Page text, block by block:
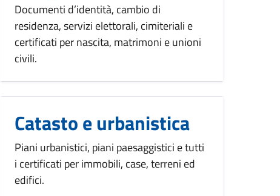
Documenti d’identità, cambio di
residenza, servizi elettorali, cimiteriali e
certificati per nascita, matrimoni e unioni
civili.
Catasto e urbanistica
Piani urbanistici, piani paesaggistici e tutti
i certificati per immobili, case, terreni ed
edifici.